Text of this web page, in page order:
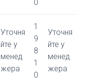
0
Уточня
йте у
менед
жера
1
9
8
1
0
Уточня
йте у
менед
жера